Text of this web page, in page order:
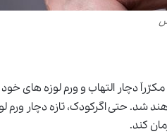
دچار التهاب و ورم لوزه های
شد. حتی اگرکودک، تازه دچار ورم
کند.